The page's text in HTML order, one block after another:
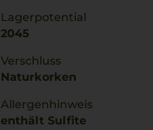
Lagerpotential
2045
Verschluss
Naturkorken
Allergenhinweis
enthält Sulfite